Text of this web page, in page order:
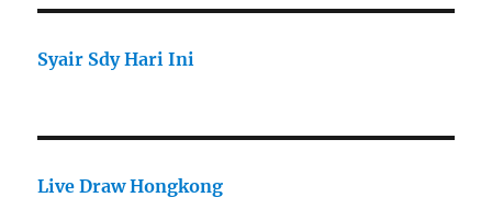
Syair Sdy Hari Ini
Live Draw Hongkong